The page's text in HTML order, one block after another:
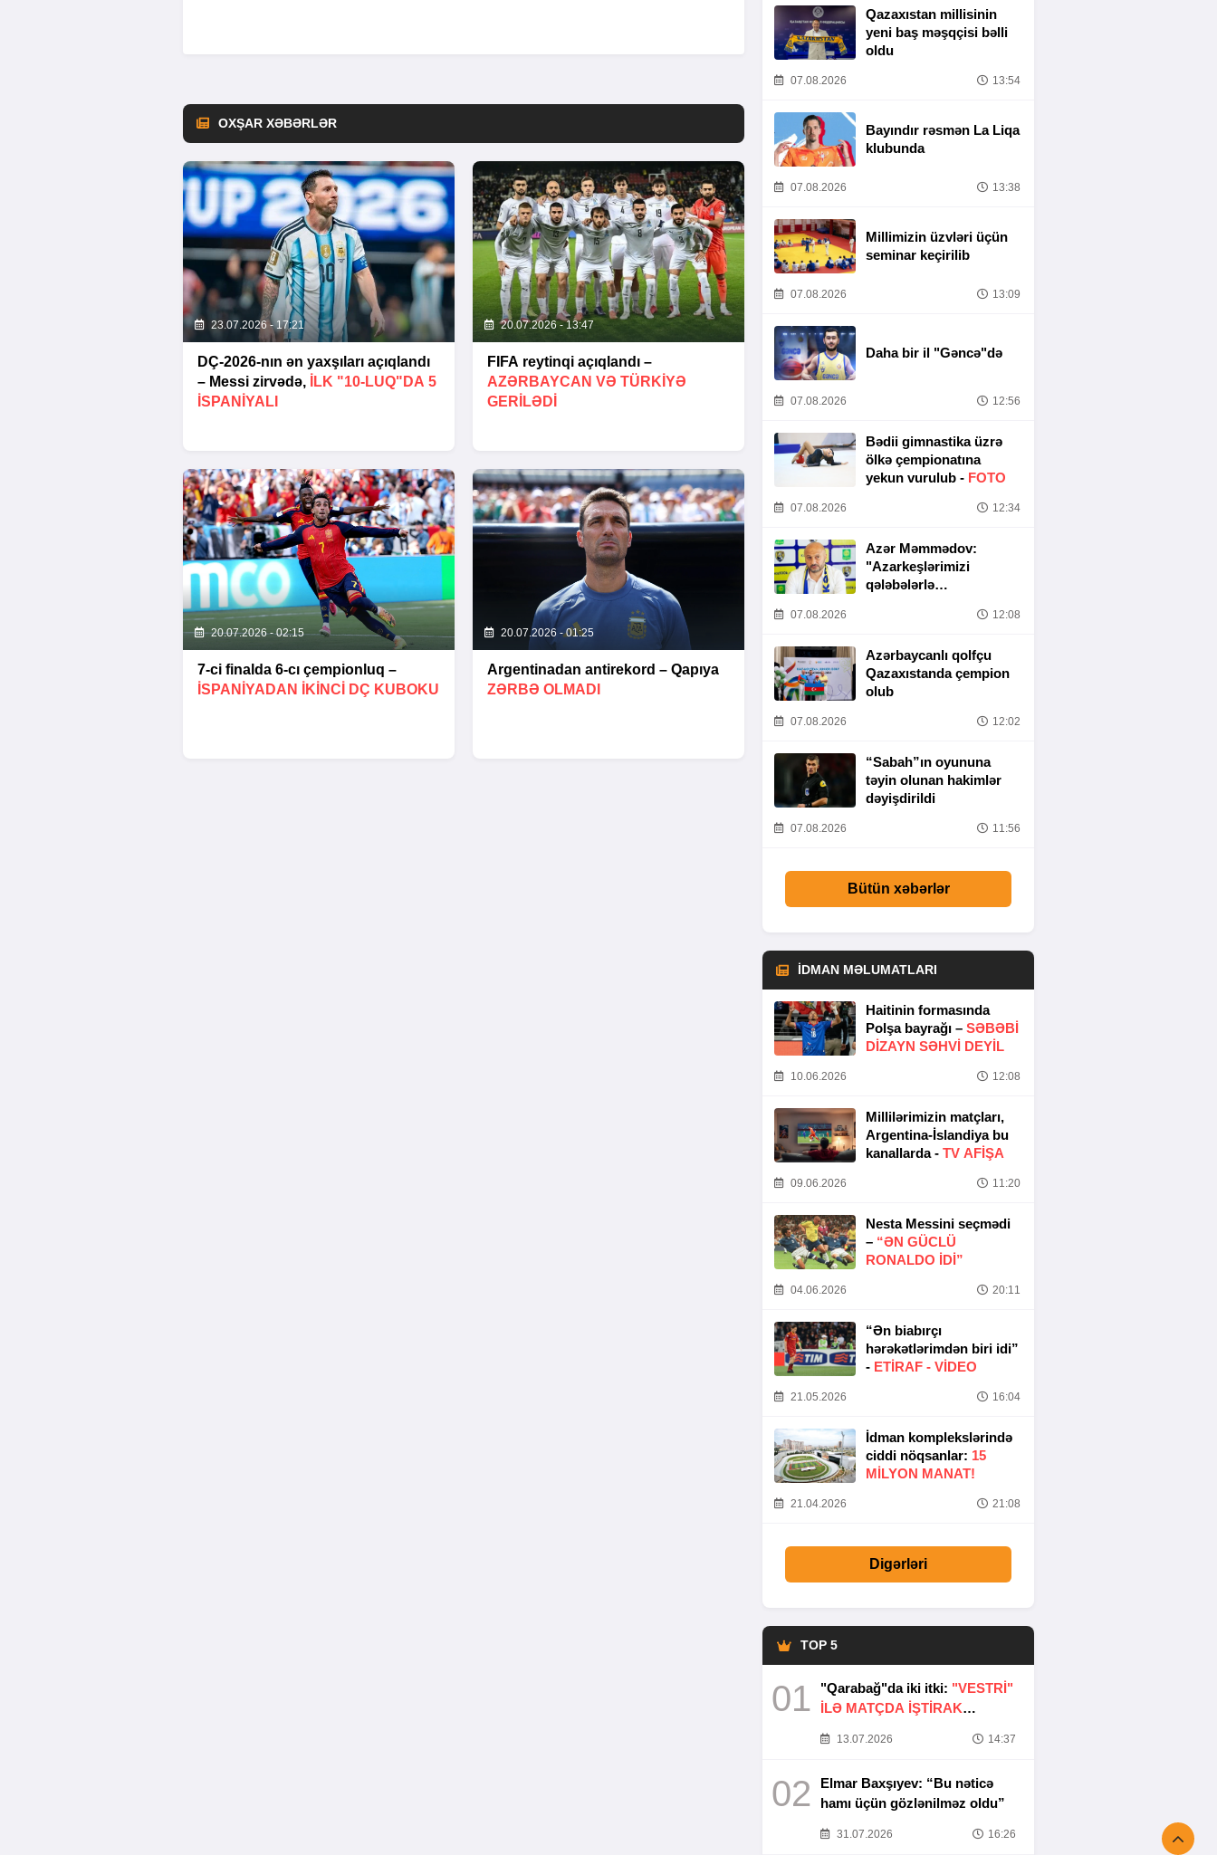
OXŞAR XƏBƏRLƏR
23.07.2026 - 17:21
DÇ-2026-nın ən yaxşıları açıqlandı
– Messi zirvədə,
ILK "10-LUQ"DA 5
ISPANIYALI
20.07.2026 - 13:47
FIFA reytinqi açıqlandı –
AZƏRBAYCAN VƏ TÜRKIYƏ
GERILƏDI
20.07.2026 - 02:15
7-ci finalda 6-cı çempionluq –
İSPANIYADAN IKINCI DÇ KUBOKU
20.07.2026 - 01:25
Argentinadan antirekord – Qapıya
ZƏRBƏ OLMADI
Qazaxıstan millisinin
yeni baş məşqçisi bəlli
oldu
07.08.2026 13:54
Bayındır rəsmən La Liqa
klubunda
07.08.2026 13:38
Millimizin üzvləri üçün
seminar keçirilib
07.08.2026 13:09
Daha bir il "Gəncə"də
07.08.2026 12:56
Bədii gimnastika üzrə
ölkə çempionatına
yekun vurulub - FOTO
07.08.2026 12:34
Azər Məmmədov:
"Azarkeşlərimizi
qələbələrlə
07.08.2026 12:08
Azərbaycanlı qolfçu
Qazaxıstanda çempion
olub
07.08.2026 12:02
“Sabah”ın oyununa
təyin olunan hakimlər
dəyişdirildi
07.08.2026 11:56
Bütün xəbərlər
İDMAN MƏLUMATLARI
Haitinin formasında
Polşa bayrağı – SƏBƏBI
DIZAYN SƏHVI DEYIL
10.06.2026 12:08
Millilərimizin matçları,
Argentina-İslandiya bu
kanallarda - TV AFİŞA
09.06.2026 11:20
Nesta Messini seçmədi
– “ƏN GÜCLÜ
RONALDO IDI”
04.06.2026 20:11
“Ən biabırçı
hərəkətlərimdən biri idi”
- ETIRAF - VİDEO
21.05.2026 16:04
İdman komplekslərində
ciddi nöqsanlar: 15
MILYON MANAT!
21.04.2026 21:08
Digərləri
TOP 5
01 "Qarabağ"da iki itki: "VESTRİ"
İLƏ MATÇDA İŞTİRAK
13.07.2026 14:37
02
Elmar Baxşıyev: “Bu nəticə
hamı üçün gözlənilməz oldu”
31.07.2026 16:26